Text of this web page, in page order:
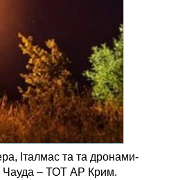
Італмас та та дронами-
Чауда – ТОТ АР Крим.